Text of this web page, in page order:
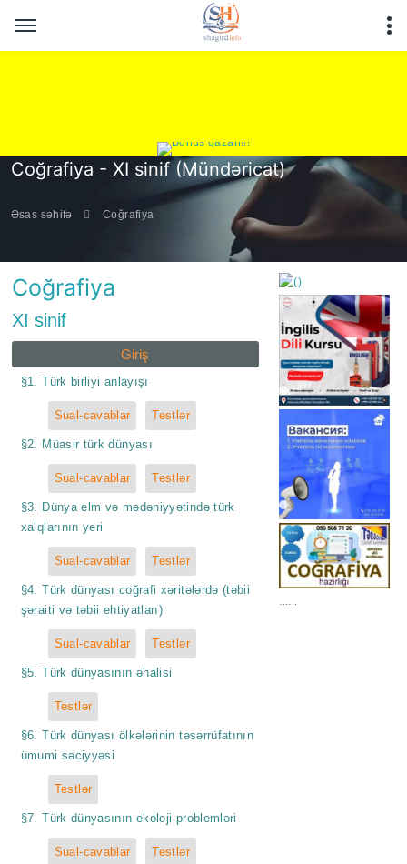
Coğrafiya - XI sinif (Mündəricat)
Əsas səhifə Coğrafiya
Coğrafiya
XI sinif
Giriş
§1. Türk birliyi anlayışı
Sual-cavablar Testlər
§2. Müasir türk dünyası
Sual-cavablar Testlər
§3. Dünya elm və mədəniyyətində türk
xalqlarının yeri
Sual-cavablar Testlər
§4. Türk dünyası coğrafi xəritələrdə (təbii
şəraiti və təbii ehtiyatları)
Sual-cavablar Testlər
§5. Türk dünyasının əhalisi
Testlər
§6. Türk dünyası ölkələrinin təsərrüfatının
ümumi səciyyəsi
Testlər
§7. Türk dünyasının ekoloji problemləri
Sual-cavablar Testlər
https://wa.me/
......